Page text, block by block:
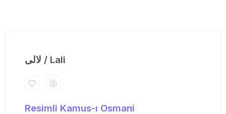
لالی / Lali
Resimli Kamus-ı Osmani